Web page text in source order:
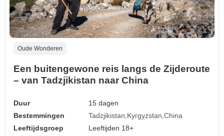
Oude Wonderen
Een buitengewone reis langs de Zijderoute
– van Tadzjikistan naar China
Duur
15 dagen
Bestemmingen
Tadzjikistan Kyrgyzstan China
Leeftijdsgroep
Leeftijden 18+